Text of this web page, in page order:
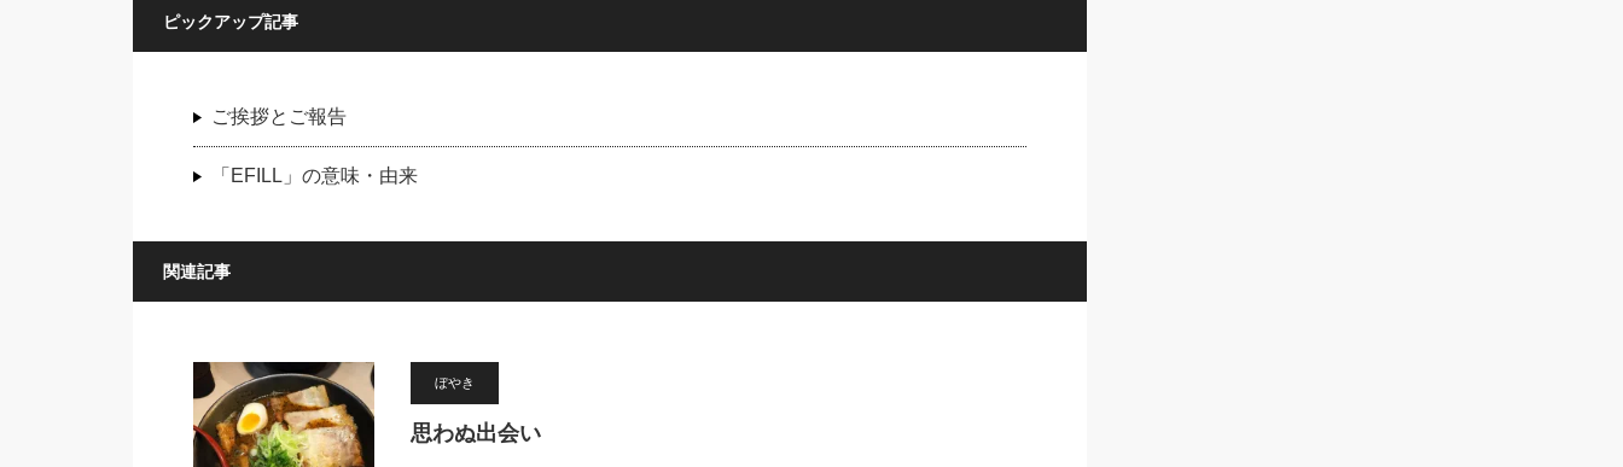
ピックアップ記事
ご挨拶とご報告
「EFILL」の意味・由来
関連記事
ぼやき
思わぬ出会い